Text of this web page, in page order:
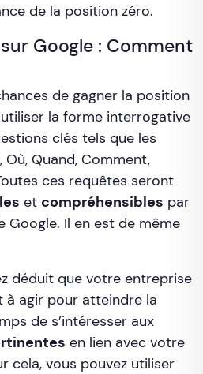
de la position zéro.
Google : Comment
de gagner la position
la forme interrogative
clés tels que les
Où, Quand, Comment,
ces requêtes seront
et compréhensibles par
Google. Il en est de même
déduit que votre entreprise
agir pour atteindre la
de s’intéresser aux
en lien avec votre
cela, vous pouvez utiliser